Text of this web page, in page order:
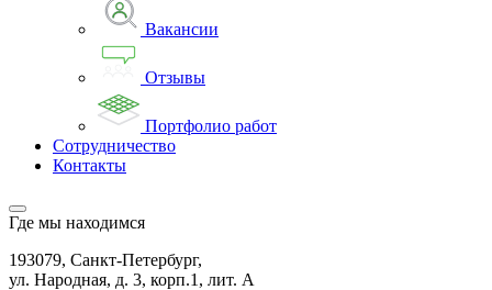
Вакансии
Отзывы
Портфолио работ
Сотрудничество
Контакты
Где мы находимся
193079, Санкт-Петербург,
ул. Народная, д. 3, корп.1, лит. А